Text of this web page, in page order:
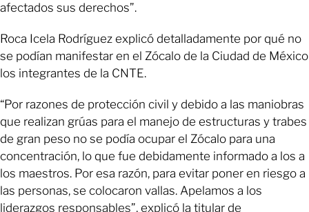
afectados sus derechos”.
Roca Icela Rodríguez explicó detalladamente por qué no
se podían manifestar en el Zócalo de la Ciudad de México
los integrantes de la CNTE.
“Por razones de protección civil y debido a las maniobras
que realizan grúas para el manejo de estructuras y trabes
de gran peso no se podía ocupar el Zócalo para una
concentración, lo que fue debidamente informado a los a
los maestros. Por esa razón, para evitar poner en riesgo a
las personas, se colocaron vallas. Apelamos a los
liderazgos responsables”, explicó la titular de